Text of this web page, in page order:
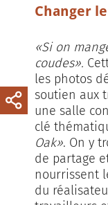
Changer
«Si on
coudes».
les photos
soutien aux
une salle
clé
Oak». On y
de partage
nourrissent
du